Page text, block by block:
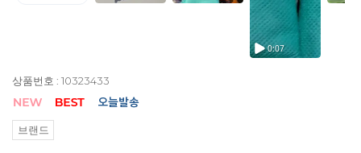
상품번호 : 10323433
브랜드